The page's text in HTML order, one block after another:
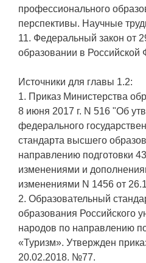
профессионального
перспективы. Научные
11. Федеральный закон от
образовании в Российской
Источники для главы 1.2:
1. Приказ Министерства
8 июня 2017 г. N 516 "Об
федерального
стандарта высшего
направлению подготовки
изменениями и
изменениями N 1456 от
2. Образовательный
образования Российского
народов по направлению
«Туризм». Утвержден
20.02.2018. №77.